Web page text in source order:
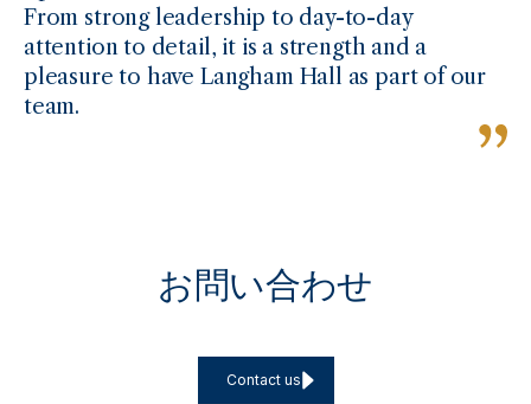
From strong leadership to day-to-day
attention to detail, it is a strength and a
pleasure to have Langham Hall as part of our
team.
お問い合わせ
Contact us